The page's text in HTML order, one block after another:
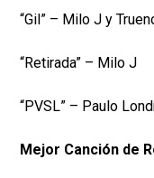
“Gil” – Milo J y
“Retirada” – Milo J
“PVSL” – Paulo
Mejor Canción de